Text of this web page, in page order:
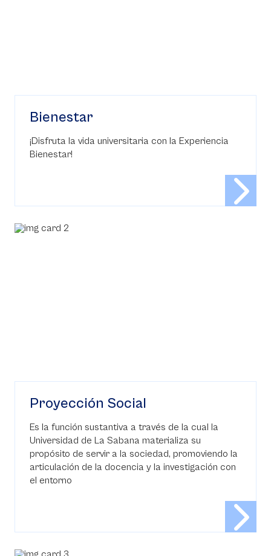
Bienestar
¡Disfruta la vida universitaria con la Experiencia
Bienestar!
Proyección Social
Es la función sustantiva a través de la cual la
Universidad de La Sabana materializa su
propósito de servir a la sociedad, promoviendo la
articulación de la docencia y la investigación con
el entorno